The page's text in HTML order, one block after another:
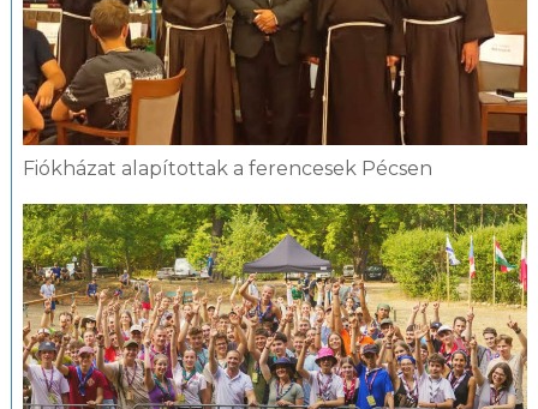
Fiókházat alapítottak a ferencesek Pécsen